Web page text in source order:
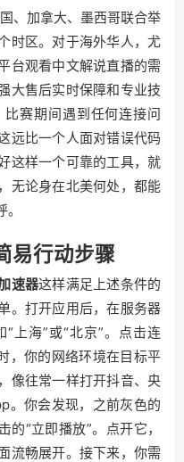
、加拿大、墨西哥联合举
时区。对于海外华人，尤
台观看中文解说直播的需
大售后实时保障和专业技
赛期间遇到任何连接问
远比一个人面对错误代码
这样一个可靠的工具，就
无论身在北美何处，都能
易行动步骤
速器这样满足上述条件的
。打开应用后，在服务器
上海”或“北京”。点击连
，你的网络环境在目标平
像往常一样打开抖音、央
。你会发现，之前灰色的
“立即播放”。点开它，
流畅展开。接下来，你需